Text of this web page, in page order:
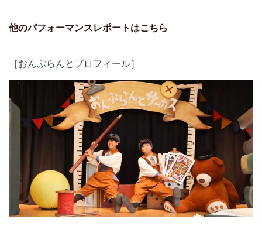
他のパフォーマンスレポートはこちら
［おんぷらんとプロフィール］